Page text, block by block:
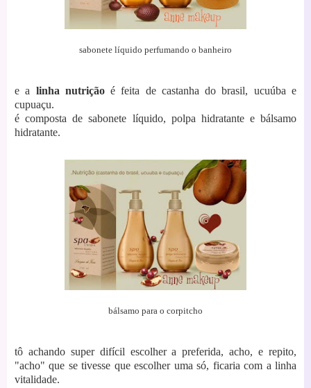
sabonete líquido perfumando o banheiro
e a linha nutriçãoé feita de castanha do brasil, ucuúba e
cupuaçu.
é composta de sabonete líquido, polpa hidratante e bálsamo
hidratante.
bálsamo para o corpitcho
tô achando super difícil escolher a preferida, acho, e repito,
"acho" que se tivesse que escolher uma só, ficaria com a linha
vitalidade.